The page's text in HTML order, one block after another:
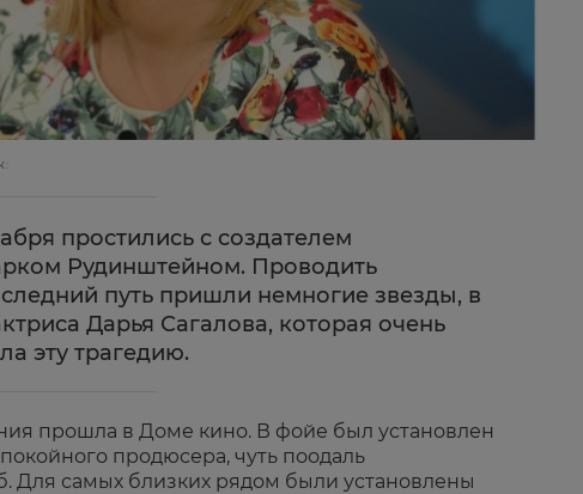
простились с создателем
Рудинштейном. Проводить
путь пришли немногие звезды, в
Дарья Сагалова, которая очень
эту трагедию.
прошла в Доме кино. В фойе был установлен
продюсера, чуть поодаль
Для самых близких рядом были установлены